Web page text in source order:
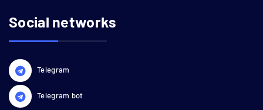
Social networks
Telegram
Telegram bot